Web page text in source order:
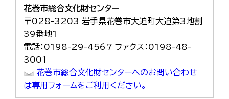
花巻市総合文化財センター
〒028-3203 岩手県花巻市大迫町大迫第3地割
39番地1
電話：0198-29-4567 ファクス：0198-48-
3001
花巻市総合文化財センターへのお問い合わせ
は専用フォームをご利用ください。